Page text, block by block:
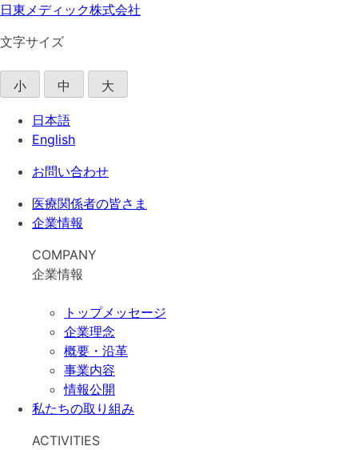
日東メディック株式会社
文字サイズ
小 中 大
日本語
English
お問い合わせ
医療関係者の皆さま
企業情報
COMPANY
企業情報
トップメッセージ
企業理念
概要・沿革
事業内容
情報公開
私たちの取り組み
ACTIVITIES